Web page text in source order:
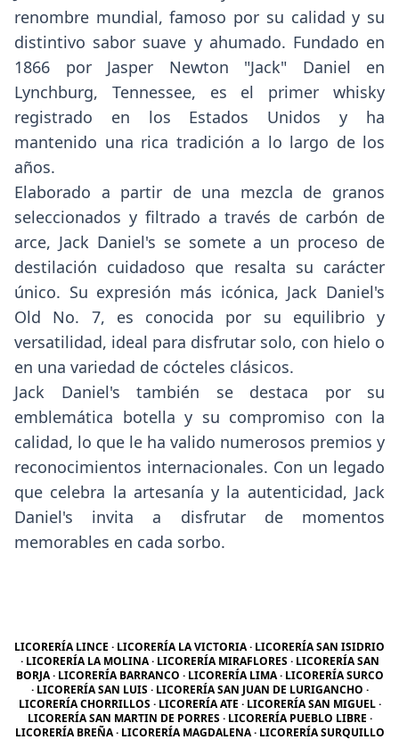
renombre mundial, famoso por su calidad y su
distintivo sabor suave y ahumado. Fundado en
1866 por Jasper Newton "Jack" Daniel en
Lynchburg, Tennessee, es el primer whisky
registrado en los Estados Unidos y ha
mantenido una rica tradición a lo largo de los
años.
Elaborado a partir de una mezcla de granos
seleccionados y filtrado a través de carbón de
arce, Jack Daniel's se somete a un proceso de
destilación cuidadoso que resalta su carácter
único. Su expresión más icónica, Jack Daniel's
Old No. 7, es conocida por su equilibrio y
versatilidad, ideal para disfrutar solo, con hielo o
en una variedad de cócteles clásicos.
Jack Daniel's también se destaca por su
emblemática botella y su compromiso con la
calidad, lo que le ha valido numerosos premios y
reconocimientos internacionales. Con un legado
que celebra la artesanía y la autenticidad, Jack
Daniel's invita a disfrutar de momentos
memorables en cada sorbo.
LICORERÍA LINCE · LICORERÍA LA VICTORIA · LICORERÍA SAN ISIDRIO
· LICORERÍA LA MOLINA · LICORERÍA MIRAFLORES · LICORERÍA SAN
BORJA · LICORERÍA BARRANCO · LICORERÍA LIMA · LICORERÍA SURCO
· LICORERÍA SAN LUIS · LICORERÍA SAN JUAN DE LURIGANCHO ·
LICORERÍA CHORRILLOS · LICORERÍA ATE · LICORERÍA SAN MIGUEL ·
LICORERÍA SAN MARTIN DE PORRES · LICORERÍA PUEBLO LIBRE ·
LICORERÍA BREÑA · LICORERÍA MAGDALENA · LICORERÍA SURQUILLO